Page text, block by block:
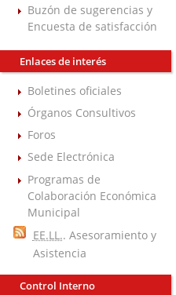
Buzón de sugerencias y
Encuesta de satisfacción
Enlaces de interés
Boletines oficiales
Órganos Consultivos
Foros
Sede Electrónica
Programas de
Colaboración Económica
Municipal
EE.LL.. Asesoramiento y
Asistencia
Control Interno